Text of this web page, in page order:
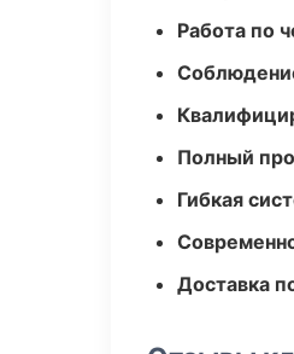
Работа по
Полный
Гибкая
Доставка